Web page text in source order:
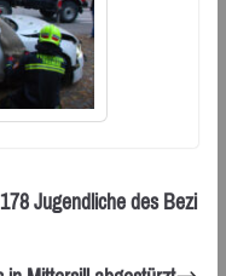
Jugendliche des Bezi